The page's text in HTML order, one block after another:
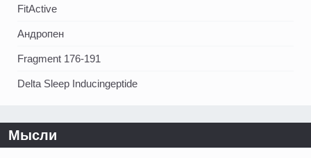
FitActive
Андропен
Fragment 176-191
Delta Sleep Inducingeptide
Мысли